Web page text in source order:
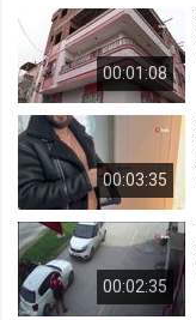
00:01:08
00:03:35
00:02:35